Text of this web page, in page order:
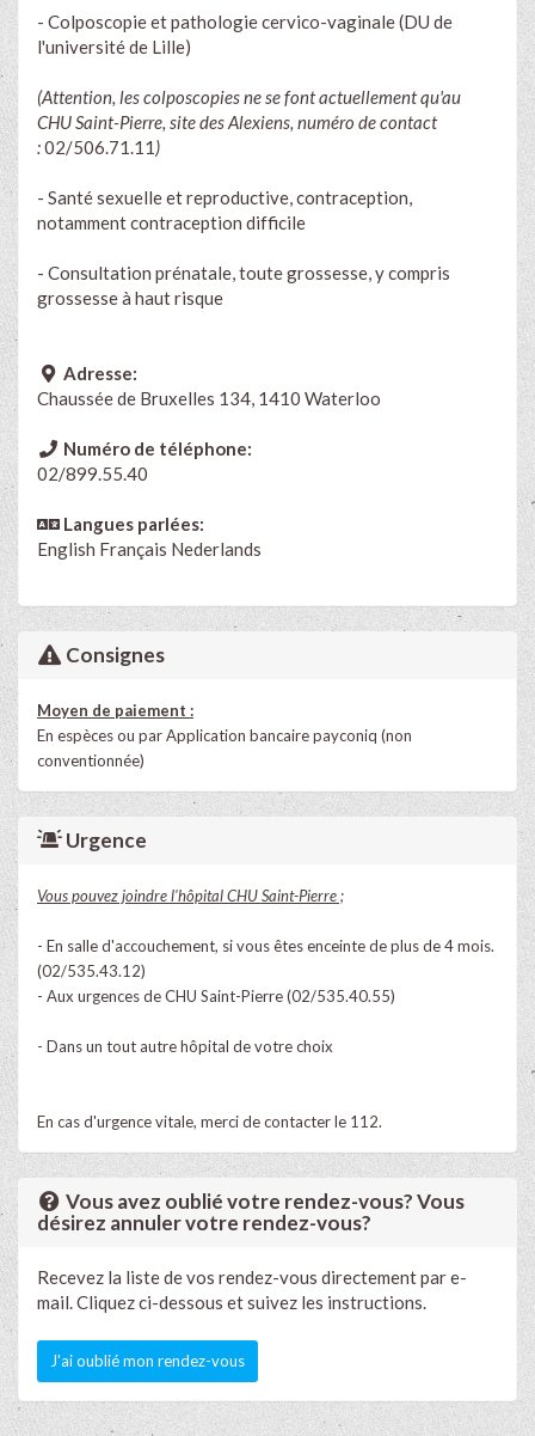
- Colposcopie et pathologie cervico-vaginale (DU de
l'université de Lille)
(Attention, les colposcopies ne se font actuellement qu'au
CHU Saint-Pierre, site des Alexiens, numéro de contact
:02/506.71.11 )
- Santé sexuelle et reproductive, contraception,
notamment contraception difficile
- Consultation prénatale, toute grossesse, y compris
grossesse à haut risque
Adresse:
Chaussée de Bruxelles 134, 1410 Waterloo
Numéro de téléphone:
02/899.55.40
Langues parlées:
English Français Nederlands
Consignes
Moyen de paiement :
En espèces ou par Application bancaire payconiq (non
conventionnée)
Urgence
Vous pouvez joindre l'hôpital CHU Saint-Pierre ;
- En salle d'accouchement, si vous êtes enceinte de plus de 4 mois.
(02/535.43.12)
- Aux urgences de CHU Saint-Pierre (02/535.40.55)
- Dans un tout autre hôpital de votre choix
En cas d'urgence vitale, merci de contacter le 112.
Vous avez oublié votre rendez-vous? Vous
désirez annuler votre rendez-vous?
Recevez la liste de vos rendez-vous directement par e-
mail. Cliquez ci-dessous et suivez les instructions.
J'ai oublié mon rendez-vous